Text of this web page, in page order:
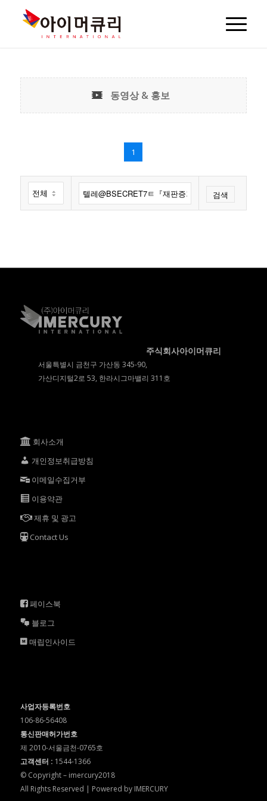
동영상 & 홍보
1
검색
주식회사아이머큐리
서울특별시 금천구 가산동 345-90,
가산디지털2로 53, 한라시그마밸리 311호
회사소개
개인정보취급방침
이메일수집거부
이용약관
제휴 및 광고
Contact Us
페이스북
블로그
매립인사이드
사업자등록번호
106-86-56408
통신판매허가번호
제 2010-서울금천-0765호
고객센터 : 1544-1366
© Copyright – imercury2018
All Rights Reserved | Powered by IMERCURY